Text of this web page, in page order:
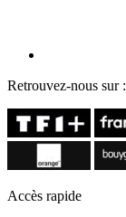
Retrouvez-nous sur :
Accès rapide